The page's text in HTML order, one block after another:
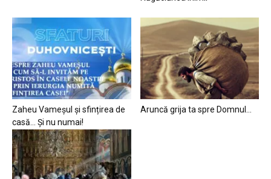
Zaheu Vameșul și sfințirea de
casă… Și nu numai!
Aruncă grija ta spre Domnul…